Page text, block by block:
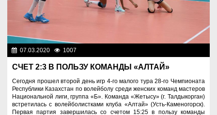
07.03.2020 1007
СЧЕТ 2:3 В ПОЛЬЗУ КОМАНДЫ «АЛТАЙ»
Сегодня прошел второй день игр 4-го малого тура 28-го Чемпионата
Республики Казахстан по волейболу среди женских команд мастеров
Национальной лиги, группа «Б». Команда «Жетысу» (г. Талдыкорган)
встретилась с волейболистками клуба «Алтай» (Усть-Каменогорск).
Первая партия завершилась со счетом 15:25 в пользу команды